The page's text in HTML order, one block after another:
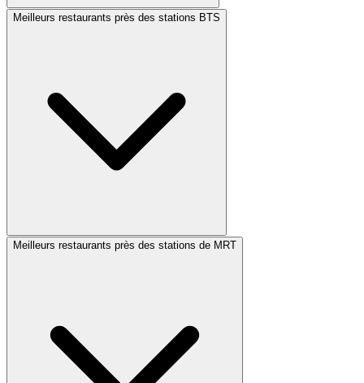
Meilleurs restaurants près des stations BTS
Meilleurs restaurants près des stations de MRT